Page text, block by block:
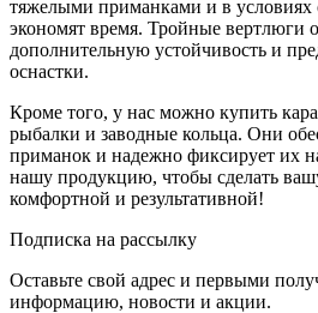
тяжелыми приманками и в условиях
экономят время. Тройные вертлюги
дополнительную устойчивость и
оснастки.
Кроме того, у нас можно купить
рыбалки и заводные кольца. Они
приманок и надежно фиксирует их
нашу продукцию, чтобы сделать
комфортной и результативной!
Подписка на рассылку
Оставьте свой адрес и первыми
информацию, новости и акции.